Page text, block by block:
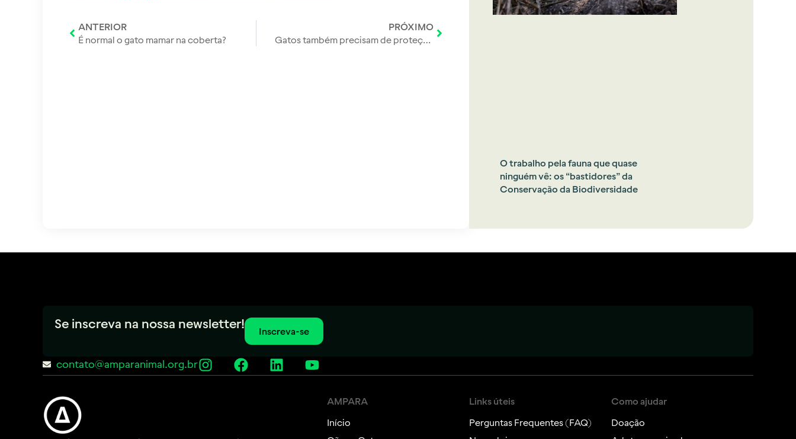
ANTERIOR
É normal o gato mamar na coberta?
PRÓXIMO
Gatos também precisam de proteção no inverno!
O trabalho pela fauna que quase
ninguém vê: os “bastidores” da
Conservação da Biodiversidade
Se inscreva na nossa newsletter! Inscreva-se
contato@amparanimal.org.br
AMPARA
Início
Links úteis
Perguntas Frequentes (FAQ)
Como ajudar
Doação